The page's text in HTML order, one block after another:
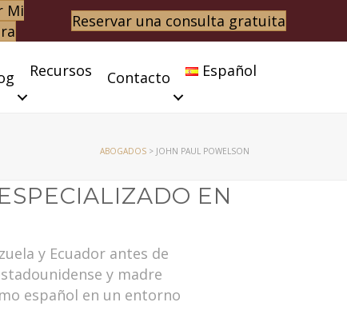
Mi
Reservar una consulta gratuita
Recursos Contacto Español
ABOGADOS > JOHN PAUL POWELSON
EN
y Ecuador antes de
y madre
español en un entorno